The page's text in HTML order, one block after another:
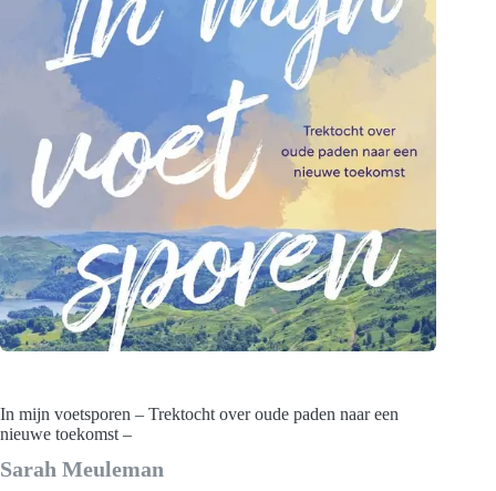
In mijn voetsporen – Trektocht over oude paden naar een
nieuwe toekomst –
Sarah Meuleman